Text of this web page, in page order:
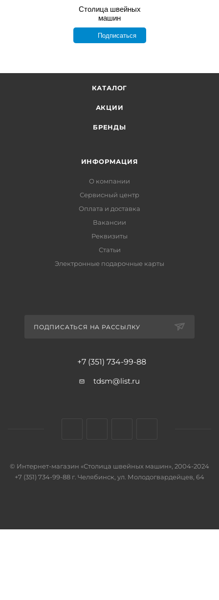
Столица швейных
машин
Подписаться
КАТАЛОГ
АКЦИИ
БРЕНДЫ
ИНФОРМАЦИЯ
О компании
Сервисный центр
Оплата и доставка
Вакансии
Реквизиты
Статьи
Электронные подарочные карты
ПОДПИСАТЬСЯ НА РАССЫЛКУ
+7 (351) 734-99-88
tdsm@list.ru
© Интернет-магазин «Столица швейных машин», 2004-2024
+7 (351) 734-99-88 г. Челябинск, ул. Молодогвардейцев, 64